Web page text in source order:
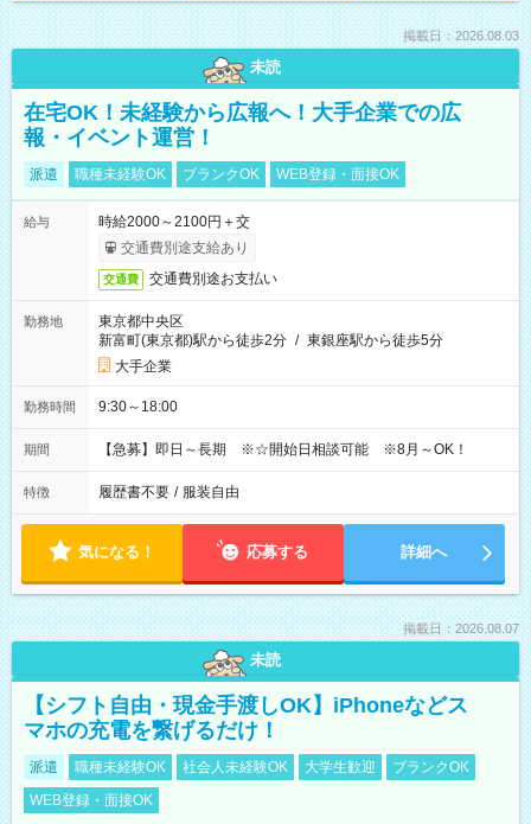
掲載日：2026.08.03
未読
在宅OK！未経験から広報へ！大手企業での広
報・イベント運営！
派遣 職種未経験OK ブランクOK WEB登録・面接OK
給与
時給2000～2100円＋交
交通費別途支給あり
交通費 交通費別途お支払い
勤務地
東京都中央区
新富町(東京都)駅から徒歩2分 / 東銀座駅から徒歩5分
大手企業
勤務時間 9:30～18:00
期間 【急募】即日～長期 ※☆開始日相談可能 ※8月～OK！
特徴 履歴書不要 / 服装自由
気になる！ 応募する 詳細へ
掲載日：2026.08.07
未読
【シフト自由・現金手渡しOK】iPhoneなどス
マホの充電を繋げるだけ！
派遣 職種未経験OK 社会人未経験OK 大学生歓迎
ブランクOK
WEB登録・面接OK